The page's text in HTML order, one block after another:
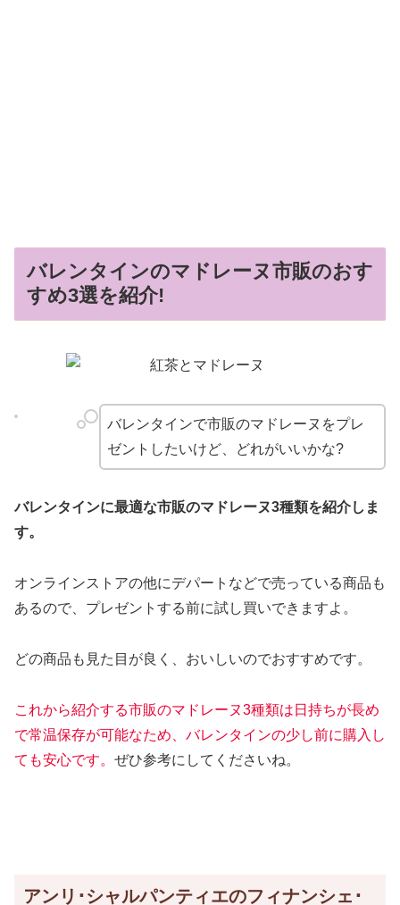
バレンタインのマドレーヌ市販のおす
すめ3選を紹介!
バレンタインで市販のマドレーヌをプレ
ゼントしたいけど、どれがいいかな?
バレンタインに最適な市販のマドレーヌ3種類を紹介しま
す。
オンラインストアの他にデパートなどで売っている商品も
あるので、プレゼントする前に試し買いできますよ。
どの商品も見た目が良く、おいしいのでおすすめです。
これから紹介する市販のマドレーヌ3種類は日持ちが長め
で常温保存が可能なため、バレンタインの少し前に購入し
ても安心です。 ぜひ参考にしてくださいね。
アンリ･シャルパンティエのフィナンシェ･